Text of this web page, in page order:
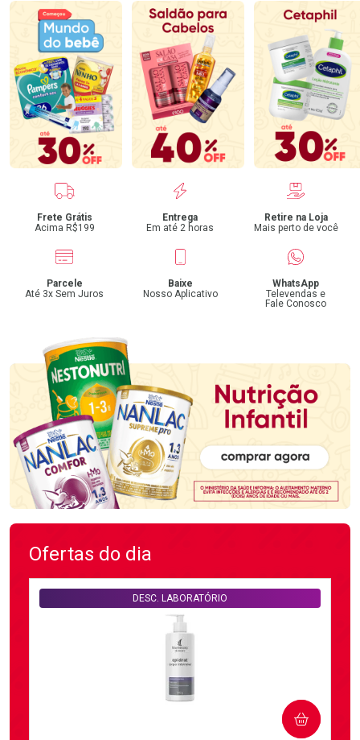
Benefícios
Frete Grátis
Acima R$199
Entrega
Em até 2 horas
Retire na Loja
Mais perto de você
Parcele
Até 3x Sem Juros
Baixe
Nosso Aplicativo
WhatsApp
Televendas e
Fale Conosco
Ofertas do dia
DESC. LABORATÓRIO
COMPRAR